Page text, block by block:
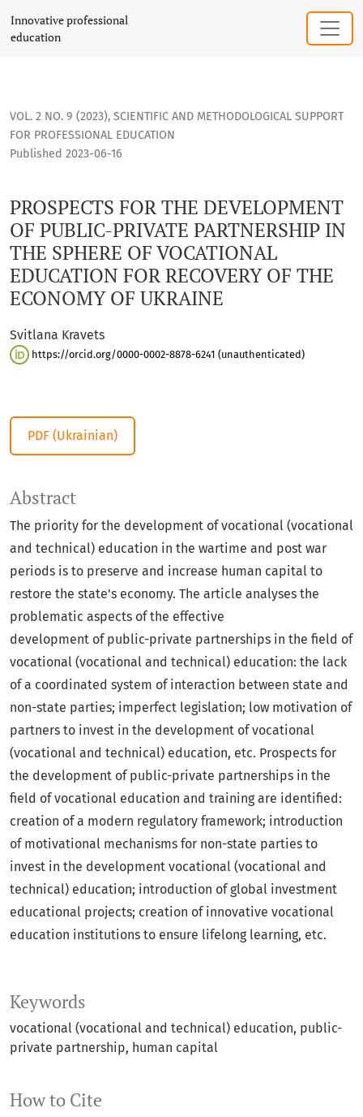
PROSPECTS FOR THE DEVELOPMENT OF PUBLIC-PRIVATE
Innovative professional
education
VOL. 2 NO. 9 (2023), SCIENTIFIC AND METHODOLOGICAL SUPPORT
FOR PROFESSIONAL EDUCATION
PROSPECTS FOR THE DEVELOPMENT
OF PUBLIC-PRIVATE PARTNERSHIP IN
THE SPHERE OF VOCATIONAL
EDUCATION FOR RECOVERY OF THE
ECONOMY OF UKRAINE
Published 2023-06-16
Svitlana Kravets
https://orcid.org/0000-0002-8878-6241 (unauthenticated)
PDF (Ukrainian)
Keywords
vocational (vocational and technical) education, public-
private partnership, human capital
How to Cite
Abstract
The priority for the development of vocational (vocational
and technical) education in the wartime and post war
periods is to preserve and increase human capital to
restore the state's economy. The article analyses the
problematic aspects of the effective
development of public-private partnerships in the field of
vocational (vocational and technical) education: the lack
of a coordinated system of interaction between state and
non-state parties; imperfect legislation; low motivation of
partners to invest in the development of vocational
(vocational and technical) education, etc. Prospects for
the development of public-private partnerships in the
field of vocational education and training are identified:
creation of a modern regulatory framework; introduction
of motivational mechanisms for non-state parties to
invest in the development vocational (vocational and
technical) education; introduction of global investment
educational projects; creation of innovative vocational
education institutions to ensure lifelong learning, etc.